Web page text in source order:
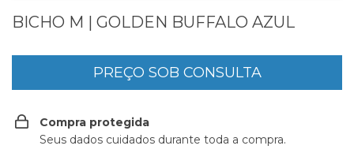
BICHO M | GOLDEN BUFFALO AZUL
Compra protegida
Seus dados cuidados durante toda a compra.